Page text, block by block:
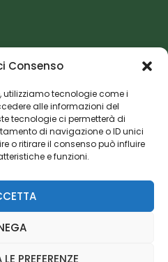
Consenso
utilizziamo tecnologie come i
alle informazioni del
tecnologie ci permetterà di
di navigazione o ID unici
o ritirare il consenso può influire
e funzioni.
PREFERENZE